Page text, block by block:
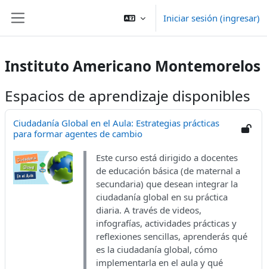
Iniciar sesión (ingresar)
Instituto Americano Montemorelos
Espacios de aprendizaje disponibles
Ciudadanía Global en el Aula: Estrategias prácticas
para formar agentes de cambio
Este curso está dirigido a docentes
de educación básica (de maternal a
secundaria) que desean integrar la
ciudadanía global en su práctica
diaria. A través de videos,
infografías, actividades prácticas y
reflexiones sencillas, aprenderás qué
es la ciudadanía global, cómo
implementarla en el aula y qué